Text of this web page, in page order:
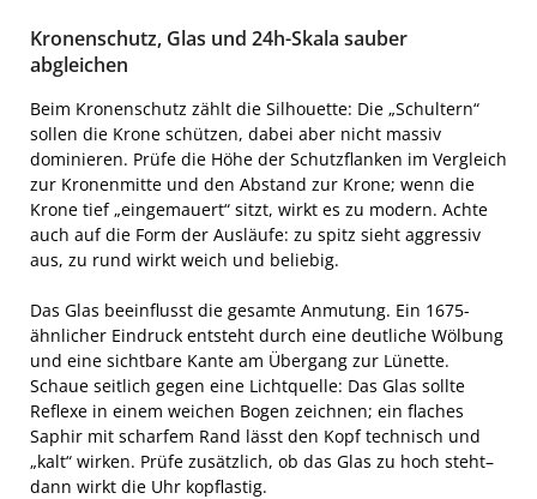
Kronenschutz, Glas und 24h-Skala sauber
abgleichen
Beim Kronenschutz zählt die Silhouette: Die „Schultern“
sollen die Krone schützen, dabei aber nicht massiv
dominieren. Prüfe die Höhe der Schutzflanken im Vergleich
zur Kronenmitte und den Abstand zur Krone; wenn die
Krone tief „eingemauert“ sitzt, wirkt es zu modern. Achte
auch auf die Form der Ausläufe: zu spitz sieht aggressiv
aus, zu rund wirkt weich und beliebig.
Das Glas beeinflusst die gesamte Anmutung. Ein 1675-
ähnlicher Eindruck entsteht durch eine deutliche Wölbung
und eine sichtbare Kante am Übergang zur Lünette.
Schaue seitlich gegen eine Lichtquelle: Das Glas sollte
Reflexe in einem weichen Bogen zeichnen; ein flaches
Saphir mit scharfem Rand lässt den Kopf technisch und
„kalt“ wirken. Prüfe zusätzlich, ob das Glas zu hoch steht–
dann wirkt die Uhr kopflastig.